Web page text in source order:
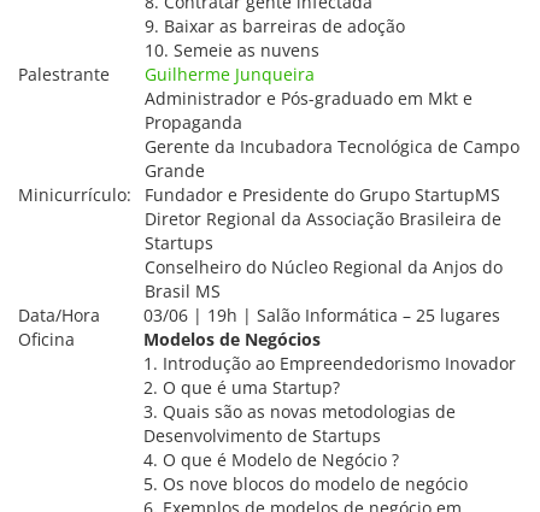
9. Baixar as barreiras de adoção
10. Semeie as nuvens
Palestrante
Guilherme Junqueira
Minicurrículo:
Administrador e Pós-graduado em Mkt e
Propaganda
Gerente da Incubadora Tecnológica de Campo
Grande
Fundador e Presidente do Grupo StartupMS
Diretor Regional da Associação Brasileira de
Startups
Conselheiro do Núcleo Regional da Anjos do
Brasil MS
Data/Hora
03/06 | 19h | Salão Informática – 25 lugares
Oficina
Modelos de Negócios
1. Introdução ao Empreendedorismo Inovador
2. O que é uma Startup?
3. Quais são as novas metodologias de
Desenvolvimento de Startups
4. O que é Modelo de Negócio ?
5. Os nove blocos do modelo de negócio